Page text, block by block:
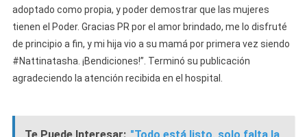
adoptado como propia, y poder demostrar que las mujeres
tienen el Poder. Gracias PR por el amor brindado, me lo disfruté
de principio a fin, y mi hija vio a su mamá por primera vez siendo
#Nattinatasha. ¡Bendiciones!”. Terminó su publicación
agradeciendo la atención recibida en el hospital.